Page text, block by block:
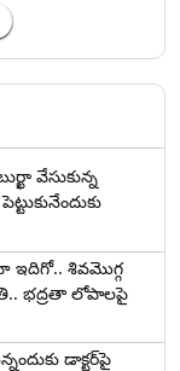
వేసుకున్న
ఇదిగో.. శివమొగ్గ
భద్రతా లోపాలపై
డాక్టర్‌పై